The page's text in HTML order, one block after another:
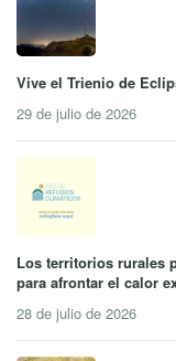
Vive el Trienio de
29 de julio de 2026
Los territorios rurales
para afrontar el calor
28 de julio de 2026